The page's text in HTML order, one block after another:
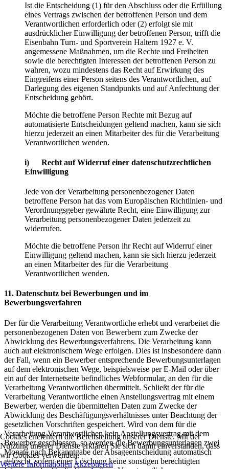
Ist die Entscheidung (1) für den Abschluss oder die Erfüllung
eines Vertrags zwischen der betroffenen Person und dem
Verantwortlichen erforderlich oder (2) erfolgt sie mit
ausdrücklicher Einwilligung der betroffenen Person, trifft die
Eisenbahn Turn- und Sportverein Haltern 1927 e. V.
angemessene Maßnahmen, um die Rechte und Freiheiten
sowie die berechtigten Interessen der betroffenen Person zu
wahren, wozu mindestens das Recht auf Erwirkung des
Eingreifens einer Person seitens des Verantwortlichen, auf
Darlegung des eigenen Standpunkts und auf Anfechtung der
Entscheidung gehört.
Möchte die betroffene Person Rechte mit Bezug auf
automatisierte Entscheidungen geltend machen, kann sie sich
hierzu jederzeit an einen Mitarbeiter des für die Verarbeitung
Verantwortlichen wenden.
i) Recht auf Widerruf einer datenschutzrechtlichen
Einwilligung
Jede von der Verarbeitung personenbezogener Daten
betroffene Person hat das vom Europäischen Richtlinien- und
Verordnungsgeber gewährte Recht, eine Einwilligung zur
Verarbeitung personenbezogener Daten jederzeit zu
widerrufen.
Möchte die betroffene Person ihr Recht auf Widerruf einer
Einwilligung geltend machen, kann sie sich hierzu jederzeit
an einen Mitarbeiter des für die Verarbeitung
Verantwortlichen wenden.
11. Datenschutz bei Bewerbungen und im
Bewerbungsverfahren
Der für die Verarbeitung Verantwortliche erhebt und verarbeitet die
personenbezogenen Daten von Bewerbern zum Zwecke der
Abwicklung des Bewerbungsverfahrens. Die Verarbeitung kann
auch auf elektronischem Wege erfolgen. Dies ist insbesondere dann
der Fall, wenn ein Bewerber entsprechende Bewerbungsunterlagen
auf dem elektronischen Wege, beispielsweise per E-Mail oder über
ein auf der Internetseite befindliches Webformular, an den für die
Verarbeitung Verantwortlichen übermittelt. Schließt der für die
Verarbeitung Verantwortliche einen Anstellungsvertrag mit einem
Bewerber, werden die übermittelten Daten zum Zwecke der
Abwicklung des Beschäftigungsverhältnisses unter Beachtung der
gesetzlichen Vorschriften gespeichert. Wird von dem für die
Verarbeitung Verantwortlichen kein Anstellungsvertrag mit dem
Bewerber geschlossen, so werden die Bewerbungsunterlagen zwei
Monate nach Bekanntgabe der Absageentscheidung automatisch
gelöscht, sofern einer Löschung keine sonstigen berechtigten
Cookies erleichtern die Bereitstellung unserer Dienste. Mit der
Nutzung unserer Dienste erklären Sie sich damit einverstanden, dass
wir Cookies verwenden.
Weitere Informationen Akzeptieren